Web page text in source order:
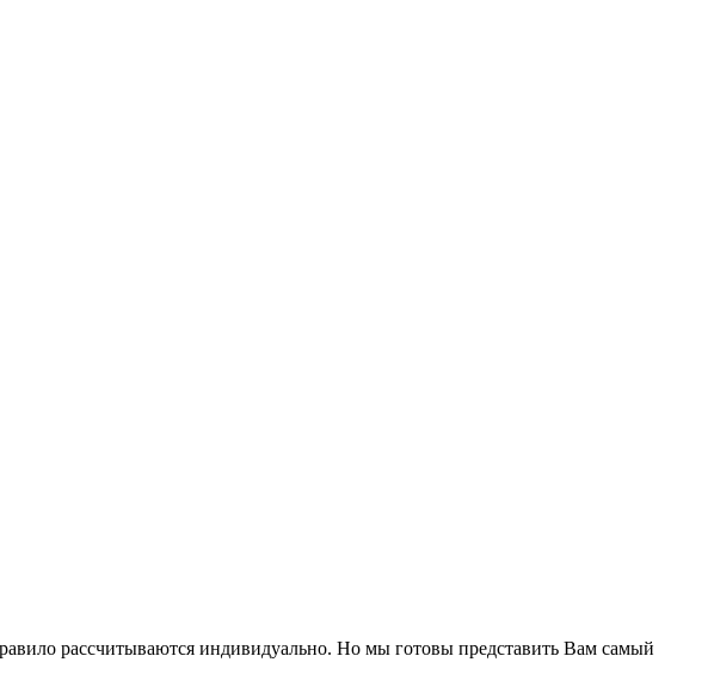
рассчитываются индивидуально. Но мы готовы представить Вам самый